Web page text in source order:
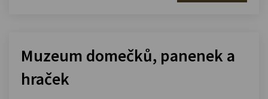
Muzeum domečků, panenek a
hraček